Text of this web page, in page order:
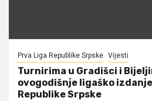
Prva Liga Republike Srpske Vijesti
Turnirima u Gradišci i
ovogodišnje ligaško
Republike Srpske